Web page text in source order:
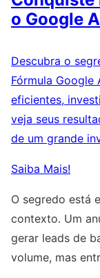
o Google
Descubra o
Fórmula Google
eficientes,
veja seus
de um grande
Saiba Mais!
O segredo está
contexto. Um
gerar leads de
volume, mas